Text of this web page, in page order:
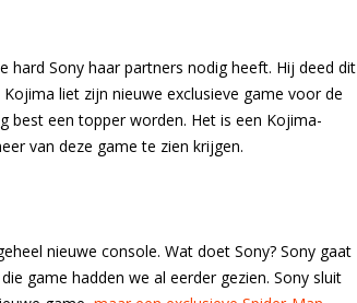
Sony haar partners nodig heeft. Hij deed dit
liet zijn nieuwe exclusieve game voor de
best een topper worden. Het is een Kojima-
van deze game te zien krijgen.
nieuwe console. Wat doet Sony? Sony gaat
game hadden we al eerder gezien. Sony sluit